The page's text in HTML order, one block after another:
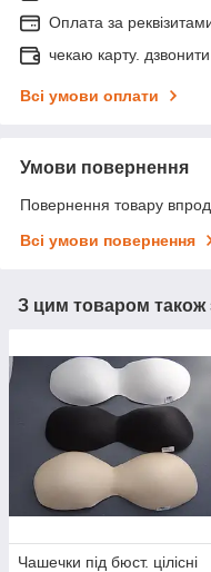
Оплата за
чекаю карту.
Всі умови оплати
Умови повернення
Повернення товару
Всі умови повернення
З цим товаром
Чашечки під бюст. цілісні